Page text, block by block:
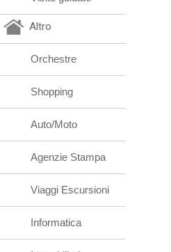
Altro
Orchestre
Shopping
Auto/Moto
Agenzie Stampa
Viaggi Escursioni
Informatica